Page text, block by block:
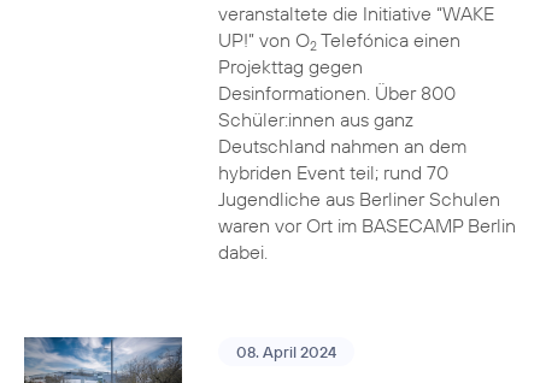
veranstaltete die Initiative “WAKE
UP!” von O2Telefónica einen
Projekttag gegen
Desinformationen. Über 800
Schüler:innen aus ganz
Deutschland nahmen an dem
hybriden Event teil; rund 70
Jugendliche aus Berliner Schulen
waren vor Ort im BASECAMP Berlin
dabei.
08. April 2024